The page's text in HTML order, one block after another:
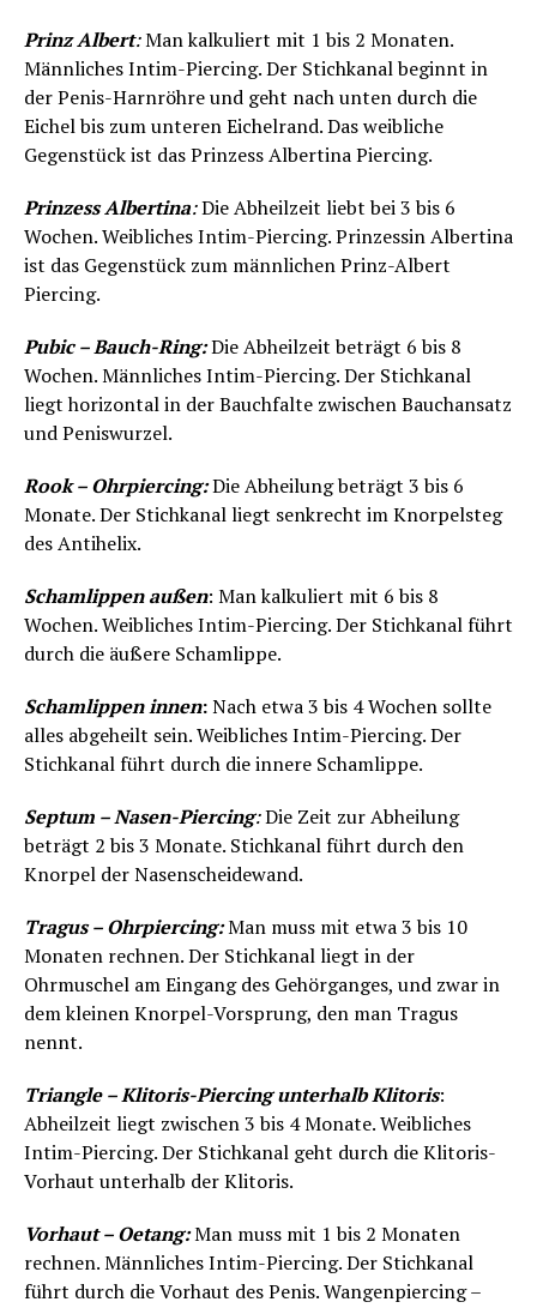
Prinz Albert:Man kalkuliert mit 1 bis 2 Monaten.
Männliches Intim-Piercing. Der Stichkanal beginnt in
der Penis-Harnröhre und geht nach unten durch die
Eichel bis zum unteren Eichelrand. Das weibliche
Gegenstück ist das Prinzess Albertina Piercing.
Prinzess Albertina:Die Abheilzeit liebt bei 3 bis 6
Wochen. Weibliches Intim-Piercing. Prinzessin Albertina
ist das Gegenstück zum männlichen Prinz-Albert
Piercing.
Pubic – Bauch-Ring:Die Abheilzeit beträgt 6 bis 8
Wochen. Männliches Intim-Piercing. Der Stichkanal
liegt horizontal in der Bauchfalte zwischen Bauchansatz
und Peniswurzel.
Rook – Ohrpiercing:Die Abheilung beträgt 3 bis 6
Monate. Der Stichkanal liegt senkrecht im Knorpelsteg
des Antihelix.
Schamlippen außen: Man kalkuliert mit 6 bis 8
Wochen. Weibliches Intim-Piercing. Der Stichkanal führt
durch die äußere Schamlippe.
Schamlippen innen:Nach etwa 3 bis 4 Wochen sollte
alles abgeheilt sein. Weibliches Intim-Piercing. Der
Stichkanal führt durch die innere Schamlippe.
Septum – Nasen-Piercing:Die Zeit zur Abheilung
beträgt 2 bis 3 Monate. Stichkanal führt durch den
Knorpel der Nasenscheidewand.
Tragus – Ohrpiercing:Man muss mit etwa 3 bis 10
Monaten rechnen. Der Stichkanal liegt in der
Ohrmuschel am Eingang des Gehörganges, und zwar in
dem kleinen Knorpel-Vorsprung, den man Tragus
nennt.
Triangle – Klitoris-Piercing unterhalb Klitoris:
Abheilzeit liegt zwischen 3 bis 4 Monate. Weibliches
Intim-Piercing. Der Stichkanal geht durch die Klitoris-
Vorhaut unterhalb der Klitoris.
Vorhaut – Oetang:Man muss mit 1 bis 2 Monaten
rechnen. Männliches Intim-Piercing. Der Stichkanal
führt durch die Vorhaut des Penis. Wangenpiercing –